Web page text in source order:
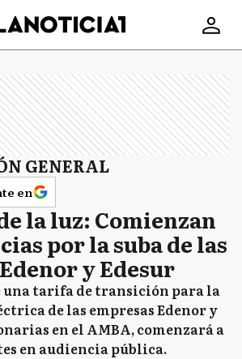
GENERAL
en
la luz: Comienzan
por la suba de las
y Edesur
una tarifa de transición para la
de las empresas Edenor y
en el AMBA, comenzará a
en audiencia pública.